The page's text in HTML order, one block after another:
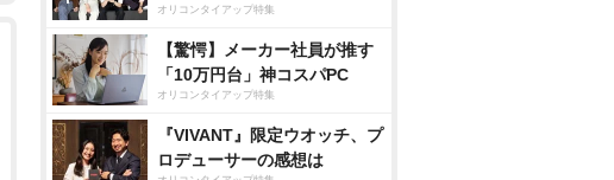
オリコンタイアップ特集
【驚愕】メーカー社員が推す
「10万円台」神コスパPC
オリコンタイアップ特集
『VIVANT』限定ウオッチ、プ
ロデューサーの感想は